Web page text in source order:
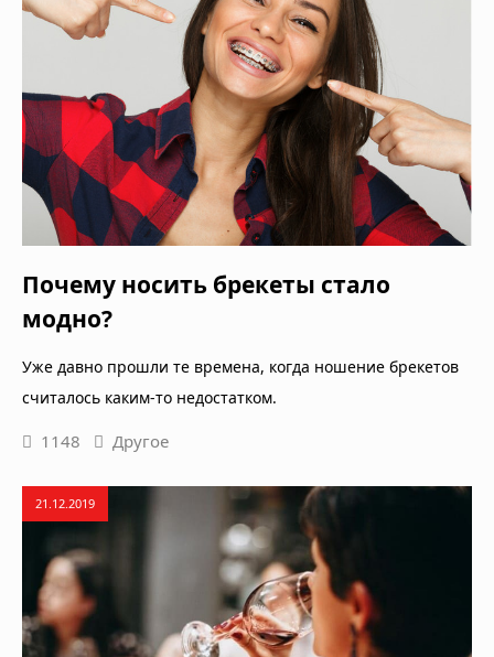
Почему носить брекеты стало
модно?
Уже давно прошли те времена, когда ношение брекетов
считалось каким-то недостатком.
1148 Другое
21.12.2019